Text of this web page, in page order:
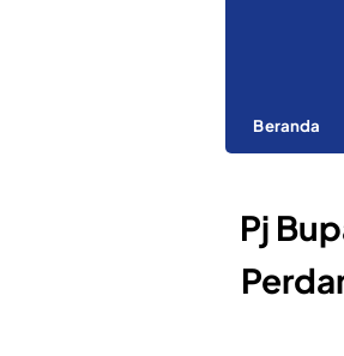
Beranda
Pj